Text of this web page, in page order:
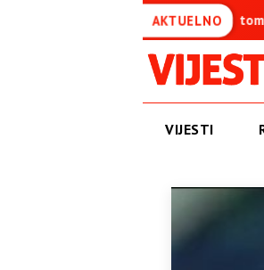
AKTUELNO
Savjetom osuđenica
VIJESTI